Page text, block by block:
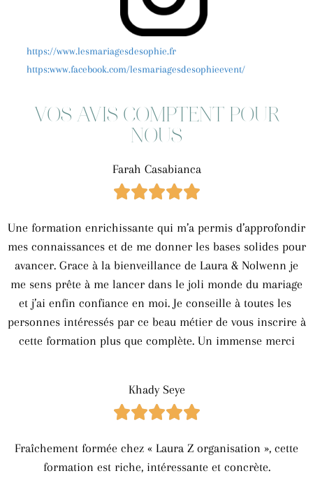
https://www.lesmariagesdesophie.fr
https:www.facebook.com/lesmariagesdesophieevent/
VOS AVIS COMPTENT POUR
NOUS
Farah Casabianca

Une formation enrichissante qui m’a permis d’approfondir
mes connaissances et de me donner les bases solides pour
avancer. Grace à la bienveillance de Laura & Nolwenn je
me sens prête à me lancer dans le joli monde du mariage
et j’ai enfin confiance en moi. Je conseille à toutes les
personnes intéressés par ce beau métier de vous inscrire à
cette formation plus que complète. Un immense merci
Khady Seye

Fraîchement formée chez « Laura Z organisation », cette
formation est riche, intéressante et concrète.